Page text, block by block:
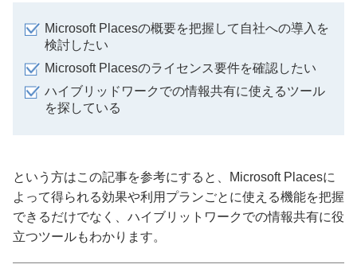
Microsoft Placesの概要を把握して自社への導入を
検討したい
Microsoft Placesのライセンス要件を確認したい
ハイブリッドワークでの情報共有に使えるツール
を探している
という方はこの記事を参考にすると、Microsoft Placesに
よって得られる効果や利用プランごとに使える機能を把握
できるだけでなく、ハイブリットワークでの情報共有に役
立つツールもわかります。